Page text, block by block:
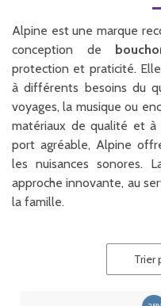
Alpine est une marque
conception de
protection et praticité.
à différents besoins du
voyages, la musique ou
matériaux de qualité et
port agréable, Alpine
les nuisances sonores.
approche innovante, au
la famille.